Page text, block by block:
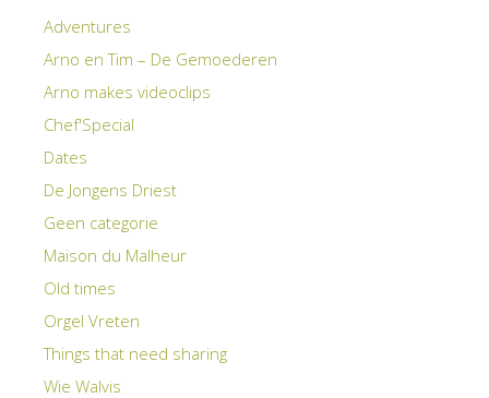
Adventures
Arno en Tim – De Gemoederen
Arno makes videoclips
Chef'Special
Dates
De Jongens Driest
Geen categorie
Maison du Malheur
Old times
Orgel Vreten
Things that need sharing
Wie Walvis